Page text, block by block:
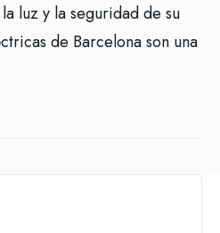
luz y la seguridad de su
de Barcelona son una